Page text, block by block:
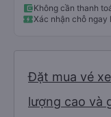
Không cần thanh
Xác nhận chỗ ngay
Đặt mua vé
lượng cao và